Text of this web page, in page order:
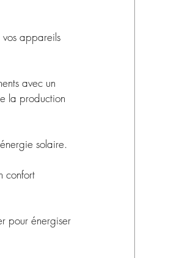
appareils
avec un
la production
solaire.
confort
pour énergiser